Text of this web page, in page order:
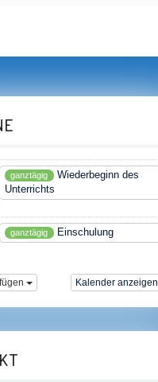
ganztägig
Wiederbeginn des
Unterrichts
ganztägig Einschulung
Kalender anzeigen